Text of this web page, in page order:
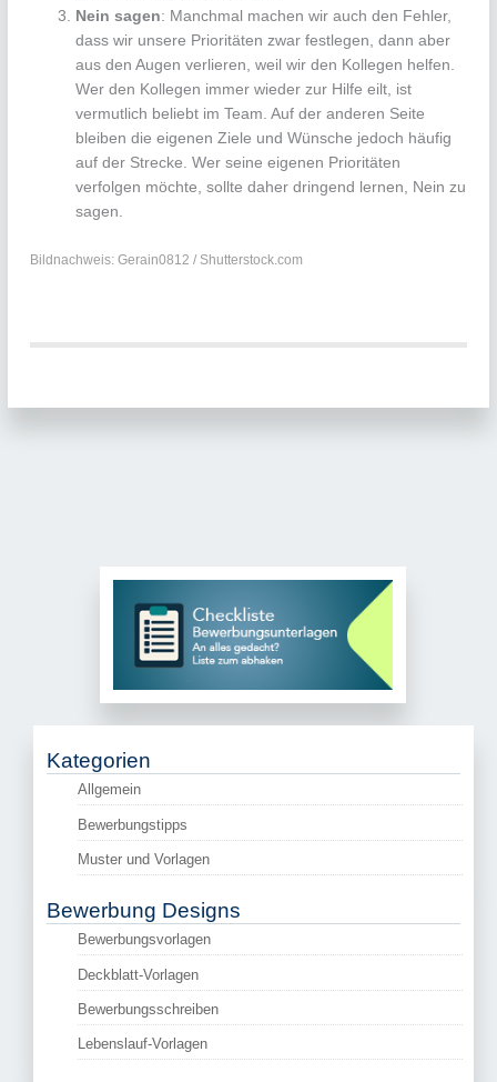
Nein sagen: Manchmal machen wir auch den Fehler,
dass wir unsere Prioritäten zwar festlegen, dann aber
aus den Augen verlieren, weil wir den Kollegen helfen.
Wer den Kollegen immer wieder zur Hilfe eilt, ist
vermutlich beliebt im Team. Auf der anderen Seite
bleiben die eigenen Ziele und Wünsche jedoch häufig
auf der Strecke. Wer seine eigenen Prioritäten
verfolgen möchte, sollte daher dringend lernen, Nein zu
sagen.
Bildnachweis: Gerain0812 / Shutterstock.com
Kategorien
Allgemein
Bewerbungstipps
Muster und Vorlagen
Bewerbung Designs
Bewerbungsvorlagen
Deckblatt-Vorlagen
Bewerbungsschreiben
Lebenslauf-Vorlagen